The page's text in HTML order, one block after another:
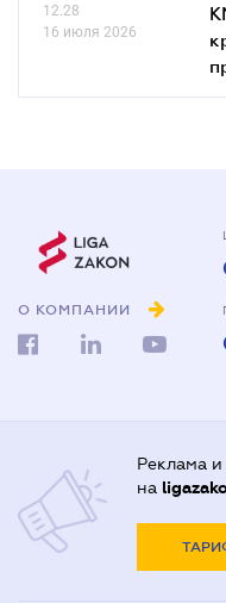
12.28
16 июля 2026
О КОМПАНИИ
Реклама и
на